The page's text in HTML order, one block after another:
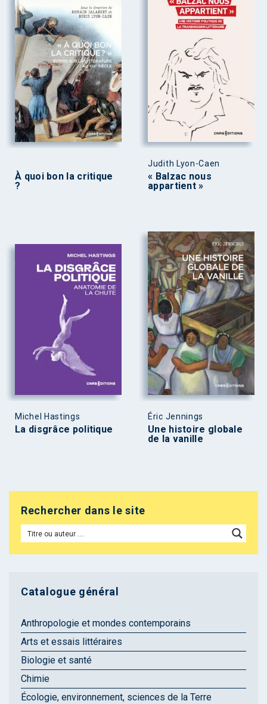
À quoi bon la critique
?
Judith Lyon-Caen
« Balzac nous
appartient »
Michel Hastings
La disgrâce politique
Éric Jennings
Une histoire globale
de la vanille
Rechercher dans le site
Catalogue général
Anthropologie et mondes contemporains
Arts et essais littéraires
Biologie et santé
Chimie
Écologie, environnement, sciences de la Terre